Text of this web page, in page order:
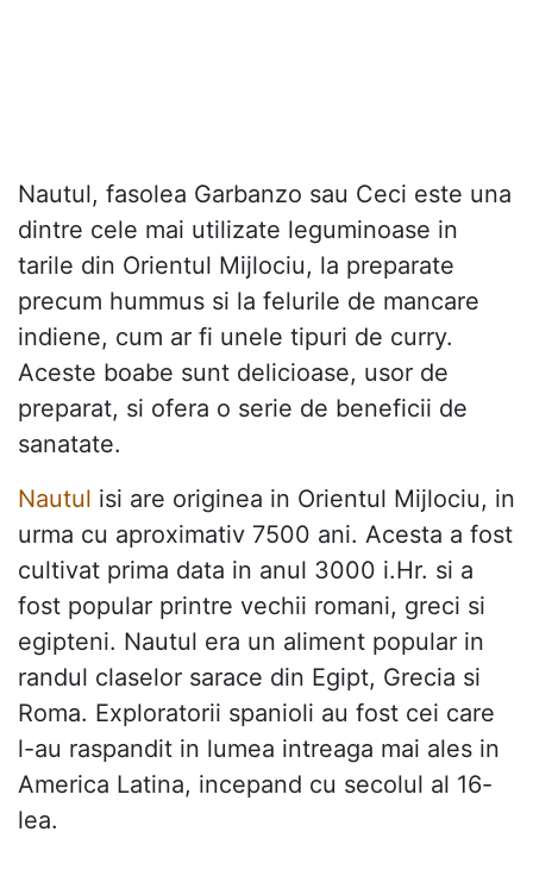
Nautul, fasolea Garbanzo sau Ceci este una
dintre cele mai utilizate leguminoase in
tarile din Orientul Mijlociu, la preparate
precum hummus si la felurile de mancare
indiene, cum ar fi unele tipuri de curry.
Aceste boabe sunt delicioase, usor de
preparat, si ofera o serie de beneficii de
sanatate.
Nautul isi are originea in Orientul Mijlociu, in
urma cu aproximativ 7500 ani. Acesta a fost
cultivat prima data in anul 3000 i.Hr. si a
fost popular printre vechii romani, greci si
egipteni. Nautul era un aliment popular in
randul claselor sarace din Egipt, Grecia si
Roma. Exploratorii spanioli au fost cei care
l-au raspandit in lumea intreaga mai ales in
America Latina, incepand cu secolul al 16-
lea.